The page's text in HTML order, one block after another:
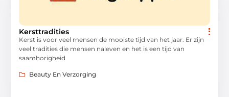
Kersttradities
Kerst is voor veel mensen de mooiste tijd van het jaar. Er zijn
veel tradities die mensen naleven en het is een tijd van
saamhorigheid
Beauty En Verzorging